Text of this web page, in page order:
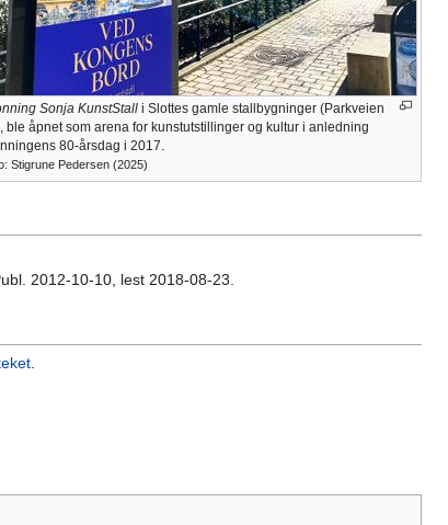
Sonja KunstStall i Slottes gamle stallbygninger (Parkveien
ble åpnet som arena for kunstutstillinger og kultur i anledning
80-årsdag i 2017.
Stigrune Pedersen (2025)
2012-10-10, lest 2018-08-23.
.